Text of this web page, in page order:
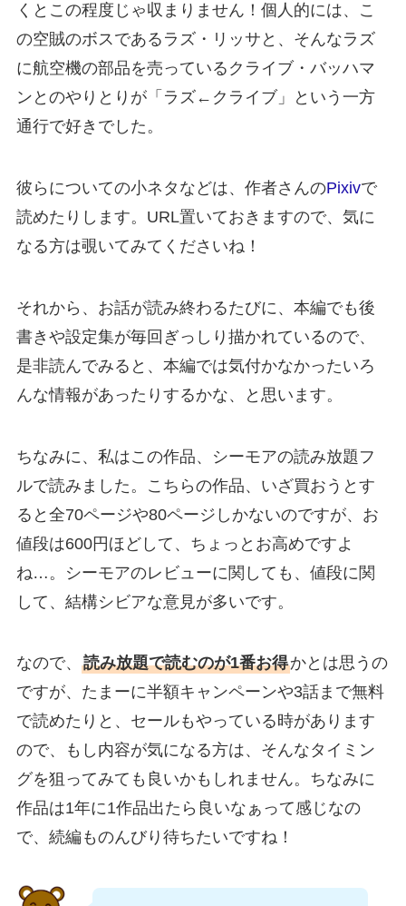
くとこの程度じゃ収まりません！個人的には、こ
の空賊のボスであるラズ・リッサと、そんなラズ
に航空機の部品を売っているクライブ・バッハマ
ンとのやりとりが「ラズ←クライブ」という一方
通行で好きでした。
彼らについての小ネタなどは、作者さんのPixivで
読めたりします。URL置いておきますので、気に
なる方は覗いてみてくださいね！
それから、お話が読み終わるたびに、本編でも後
書きや設定集が毎回ぎっしり描かれているので、
是非読んでみると、本編では気付かなかったいろ
んな情報があったりするかな、と思います。
ちなみに、私はこの作品、シーモアの読み放題フ
ルで読みました。こちらの作品、いざ買おうとす
ると全70ページや80ページしかないのですが、お
値段は600円ほどして、ちょっとお高めですよ
ね…。シーモアのレビューに関しても、値段に関
して、結構シビアな意見が多いです。
なので、 読み放題で読むのが1番お得かとは思うの
ですが、たまーに半額キャンペーンや3話まで無料
で読めたりと、セールもやっている時があります
ので、もし内容が気になる方は、そんなタイミン
グを狙ってみても良いかもしれません。ちなみに
作品は1年に1作品出たら良いなぁって感じなの
で、続編ものんびり待ちたいですね！